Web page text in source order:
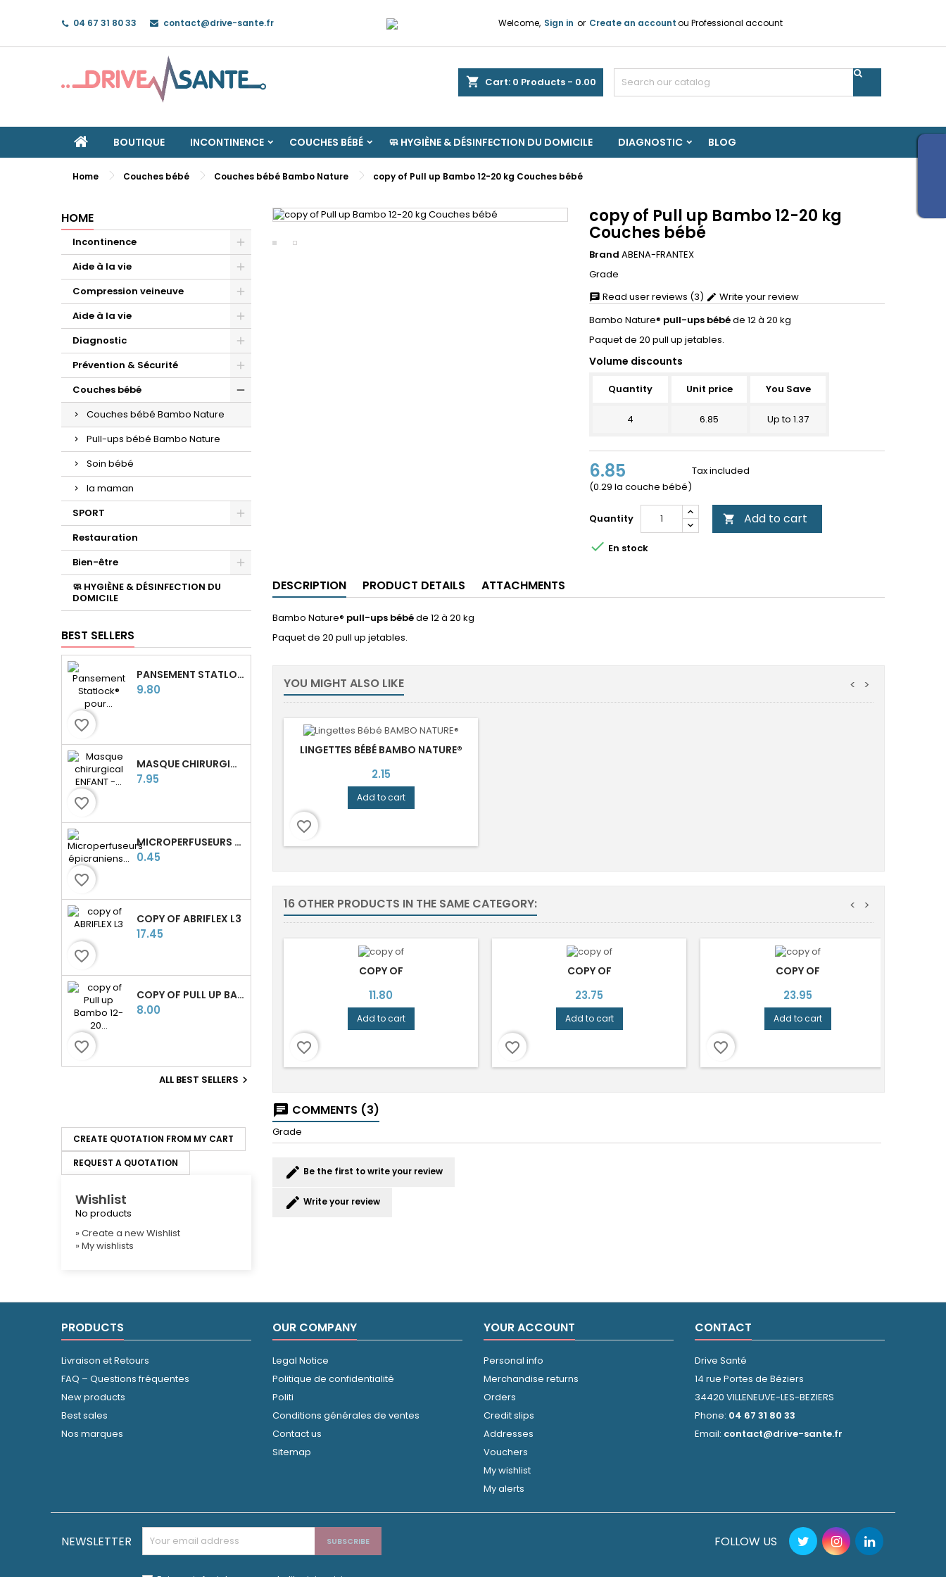
04 67 31 80 33 contact@drive-sante.fr Welcome, Sign in or Create an accountou Professional account
shopping_cart Cart: 0 Products - 0.00
BOUTIQUE INCONTINENCE COUCHES BÉBÉ 🧼 HYGIÈNE & DÉSINFECTION DU DOMICILE DIAGNOSTIC BLOG
Home Couches bébé Couches bébé Bambo Nature copy of Pull up Bambo 12-20 kg Couches bébé
HOME
Incontinence
Aide à la vie
Compression veineuve
Aide à la vie
Diagnostic
Prévention & Sécurité
Couches bébé
Couches bébé Bambo Nature
Pull-ups bébé Bambo Nature
Soin bébé
la maman
SPORT
Restauration
Bien-être
🧼 HYGIÈNE & DÉSINFECTION DU
DOMICILE
BEST SELLERS
PANSEMENT STATLOCK® POUR CATHÉTERS PICC LINE
Price
9.80
favorite_border
MASQUE CHIRURGICAL ENFANT - TYPE II - 3 PLIS - FABRIQUÉ EN FRANCE
Price
7.95
favorite_border
MICROPERFUSEURS ÉPICRANIENS SURFLO® TERUMO
Price
0.45
favorite_border
COPY OF ABRIFLEX L3
Price
17.45
favorite_border
COPY OF PULL UP BAMBO 12-20 KG COUCHES BÉBÉ
Price
8.00
favorite_border
ALL BEST SELLERS 
CREATE QUOTATION FROM MY CART
REQUEST A QUOTATION
Wishlist
No products
» Create a new Wishlist
» My wishlists
copy of Pull up Bambo 12-20 kg
Couches bébé
Brand ABENA-FRANTEX
Grade
chat Read user reviews (3) edit Write your review
Bambo Nature® pull-ups bébéde 12 à 20 kg
Paquet de 20 pull up jetables.
Volume discounts
Quantity Unit price You Save
4 6.85 Up to 1.37
6.85
(0.29 la couche bébé)
Tax included
Quantity  Add to cart
 En stock
DESCRIPTION PRODUCT DETAILS ATTACHMENTS
Bambo Nature® pull-ups bébéde 12 à 20 kg
Paquet de 20 pull up jetables.
YOU MIGHT ALSO LIKE >
<
LINGETTES BÉBÉ BAMBO NATURE®
Price
2.15
Add to cart
favorite_border
16 OTHER PRODUCTS IN THE SAME CATEGORY: >
<
COPY OF
Price
11.80
Add to cart
favorite_border
COPY OF
Price
23.75
Add to cart
favorite_border
COPY OF
Price
23.95
Add to cart
favorite_border
chat COMMENTS (3)
Grade
edit Be the first to write your review
edit Write your review
PRODUCTS
Livraison et Retours
FAQ – Questions fréquentes
New products
Best sales
Nos marques
OUR COMPANY
Legal Notice
Politique de confidentialité
Politi
Conditions générales de ventes
Contact us
Sitemap
YOUR ACCOUNT
Personal info
Merchandise returns
Orders
Credit slips
Addresses
Vouchers
My wishlist
My alerts
CONTACT
Drive Santé
14 rue Portes de Béziers
34420 VILLENEUVE-LES-BEZIERS
Phone: 04 67 31 80 33
Email: contact@drive-sante.fr
NEWSLETTER FOLLOW US